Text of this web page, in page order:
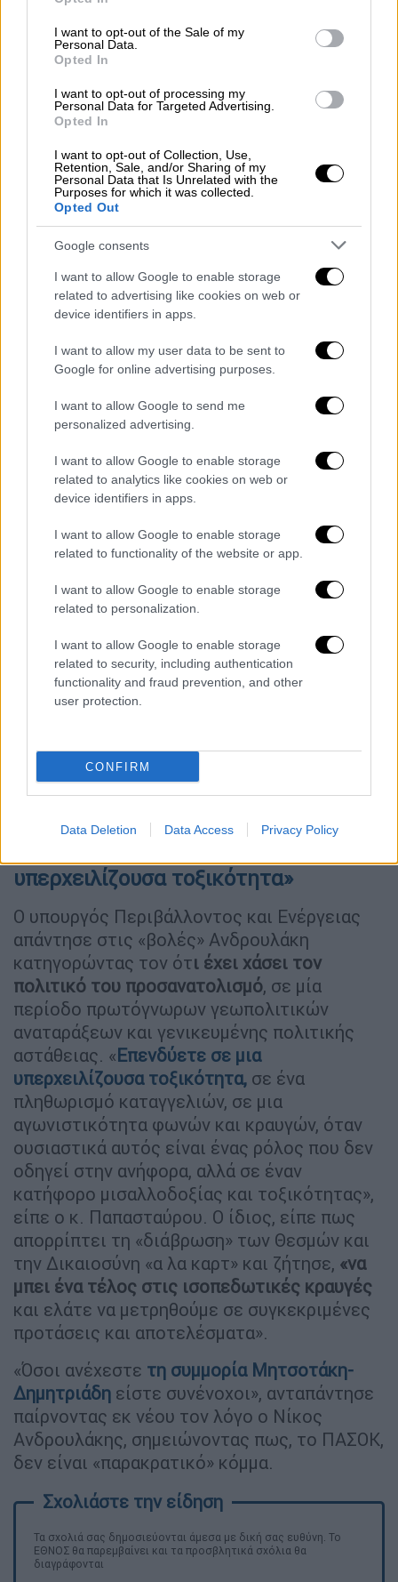
use your data for below specified purposes in below Google
consent section.
I want to opt-out of the Sale of my
Personal Data.
Opted In
I want to opt-out of processing my
Personal Data for Targeted Advertising.
Opted In
I want to opt-out of Collection, Use,
Retention, Sale, and/or Sharing of my
Personal Data that Is Unrelated with the
Purposes for which it was collected.
Opted Out
Google consents
I want to allow Google to enable storage
related to advertising like cookies on web or
device identifiers in apps.
I want to allow my user data to be sent to
Google for online advertising purposes.
I want to allow Google to send me
personalized advertising.
I want to allow Google to enable storage
related to analytics like cookies on web or
device identifiers in apps.
I want to allow Google to enable storage
related to functionality of the website or app.
I want to allow Google to enable storage
related to personalization.
I want to allow Google to enable storage
related to security, including authentication
functionality and fraud prevention, and other
user protection.
CONFIRM
Data Deletion Data Access Privacy Policy
βρήκεο κύριος Τσίπρας
αυτό τότε, πρόβα συγκυβέρνησης;».
Στη συνέχεια, ο ίδιος
κυβέρνηση για τις παρακολουθήσεις
,
βάζοντας στο στόχαστρο κυβερνητικά
στον εκβιασμό του απόστρατου
αξιωματικού».
«Στησυνάντησή του με τον Εμανουέλ
Μακρόν, ο πρωθυπουργός
τον ρώτησε εάν οι
αρχηγοί των Ενόπλων Δυνάμεων της Γαλλίας
είχαν παγιδευτεί από απόστρατο αξιωματικό
ξένης χώρας; Θα ήταν στα μπουντρούμια
τώρα ή θα ήταν έξω να τον εκβιάζουν ως
Νίξον; Που μας κάνετε και μαθήματα!», είπε ο
Νίκος Ανδρουλάκης και κατηγόρησε το
κυβερνών κόμμαότι, «ακολουθεί τα βήματα
του Τσίπρα και του Καμμένου». Ο πρόεδρος
του ΠΑΣΟΚ
έστρεψε τα «πυρά» του και κατά
του Σταύρου Παπασταύρου που εκπροσωπεί
την κυβέρνηση στη συζήτηση κατηγορώντας
τον ότι, «είστε εκβιαζόμενοι και στηρίζετε
τη συμμορία που οργάνωσε ο Μητσοτάκης –
υπογράμμισε.
υπερχειλίζουσα τοξικότητα»
Ο υπουργός Περιβάλλοντος και Ενέργειας
απάντησε στις «βολές» Ανδρουλάκη
κατηγορώντας τον ότι έχει χάσει τον
πολιτικό του προσανατολισμό, σε μία
περίοδο πρωτόγνωρων γεωπολιτικών
αναταράξεων και γενικευμένης πολιτικής
αστάθειας. «Επενδύετε σε μια
υπερχειλίζουσα τοξικότητα, σε ένα
πληθωρισμό καταγγελιών, σε μια
αγωνιστικότητα φωνών και κραυγών, όταν
ουσιαστικά αυτός είναι ένας ρόλος που δεν
οδηγεί στην ανήφορα, αλλά σε έναν
κατήφορο μισαλλοδοξίας και τοξικότητας»,
είπε ο κ. Παπασταύρου. Ο ίδιος, είπε πως
απορρίπτει τη «διάβρωση» των Θεσμών και
την Δικαιοσύνη «α λα καρτ» και ζήτησε, «να
μπει ένα τέλος στις ισοπεδωτικές κραυγές
και ελάτε να μετρηθούμε σε συγκεκριμένες
προτάσεις και αποτελέσματα».
«Όσοι ανέχεστε τη συμμορία Μητσοτάκη-
Δημητριάδη είστε συνένοχοι», ανταπάντησε
παίρνοντας εκ νέου τον λόγο ο Νίκος
Ανδρουλάκης, σημειώνοντας πως, το ΠΑΣΟΚ,
δεν είναι «παρακρατικό» κόμμα.
Τα σχολιά σας δημοσιεύονται άμεσα με δική σας ευθύνη. Το
ΕΘΝΟΣ θα παρεμβαίνει και τα προσβλητικά σχόλια θα
διαγράφονται